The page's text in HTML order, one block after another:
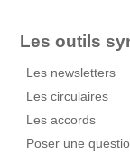
Les outils
Les newsletters
Les circulaires
Les accords
Poser une